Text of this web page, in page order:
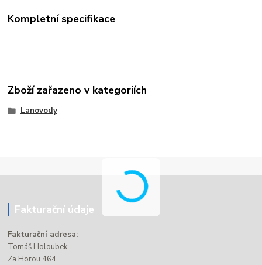
Kompletní specifikace
Zboží zařazeno v kategoriích
Lanovody
Fakturační údaje
Fakturační adresa:
Tomáš Holoubek
Za Horou 464